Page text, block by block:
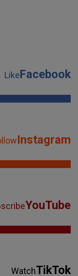
LikeFacebook
Instagram
YouTube
WatchTikTok